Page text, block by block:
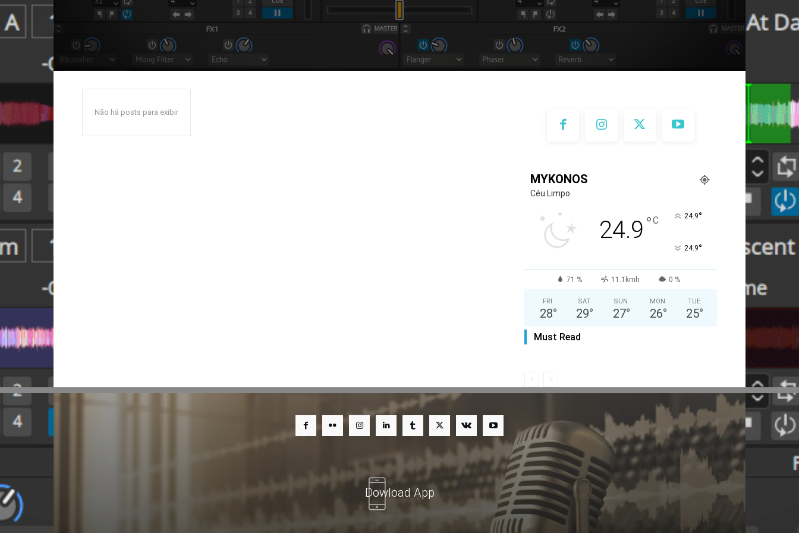
Não há posts para exibir
MYKONOS
Céu Limpo
24.9 °C 24.9°
24.9°
71 % 11.1 kmh 0 %
FRI
28°
SAT
29°
SUN
27°
MON
26°
TUE
25°
Must Read
Dowload App